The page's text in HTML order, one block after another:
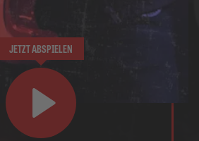
JETZT ABSPIELEN